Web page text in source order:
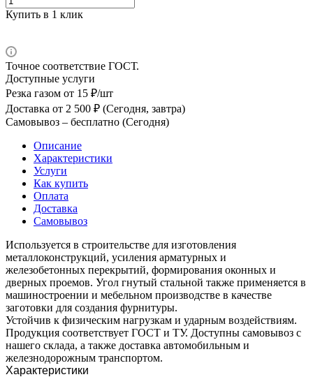
Купить в 1 клик
Точное соответствие ГОСТ.
Доступные услуги
Резка газом от 15 ₽/шт
Доставка от 2 500 ₽ (Сегодня, завтра)
Самовывоз – бесплатно (Сегодня)
Описание
Характеристики
Услуги
Как купить
Оплата
Доставка
Самовывоз
Используется в строительстве для изготовления
металлоконструкций, усиления арматурных и
железобетонных перекрытий, формирования оконных и
дверных проемов. Угол гнутый стальной также применяется в
машиностроении и мебельном производстве в качестве
заготовки для создания фурнитуры.
Устойчив к физическим нагрузкам и ударным воздействиям.
Продукция соответствует ГОСТ и ТУ. Доступны самовывоз с
нашего склада, а также доставка автомобильным и
железнодорожным транспортом.
Характеристики